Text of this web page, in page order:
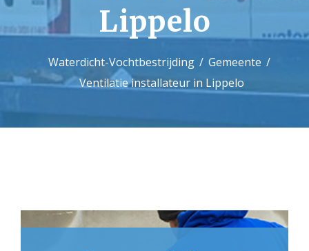
Lippelo
Waterdicht-Vochtbestrijding
Gemeente
Ventilatie installateur in Lippelo